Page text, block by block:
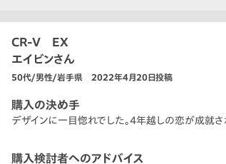
CR-V EX
エイビンさん
50代/男性/岩手県 2022年4月20日投稿
購入の決め手
デザインに一目惚れでした。4年越しの恋が成就
購入検討者へのアドバイス